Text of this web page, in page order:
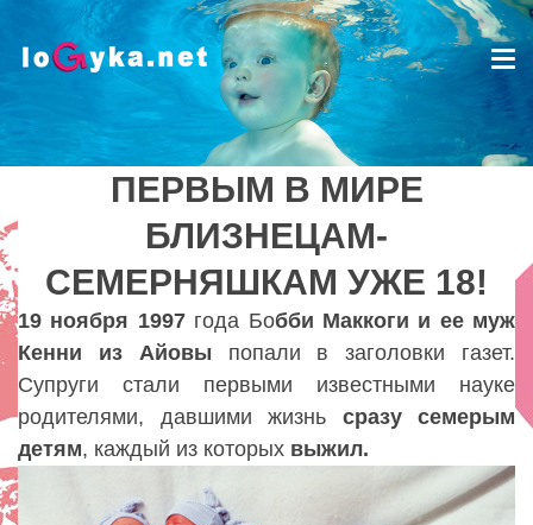
ПЕРВЫМ В МИРЕ
БЛИЗНЕЦАМ-
СЕМЕРНЯШКАМ УЖЕ 18!
Lady
ПЕРВЫМ В МИРЕ
БЛИЗНЕЦАМ-
СЕМЕРНЯШКАМ УЖЕ 18!
19 ноября 1997года Бобби Маккоги и ее муж
Кенни из Айовы попали в заголовки газет.
Супруги стали первыми известными науке
родителями, давшими жизнь сразу семерым
детям, каждый из которых выжил.